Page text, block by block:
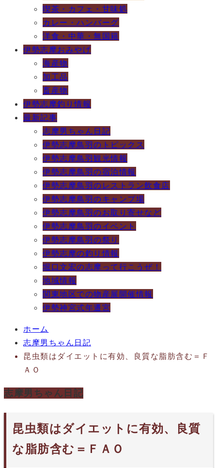
喫茶・カフェ・甘味処
カレー・ハンバーグ
洋食・中華・無国籍
伊勢志摩おみやげ
海産物
加工品
畜産物
伊勢志摩釣り情報
最新記事
志摩男ちゃん日記
伊勢志摩鳥羽のトピックス
伊勢志摩鳥羽観光情報
伊勢志摩鳥羽の宿泊情報
伊勢志摩鳥羽のレストラン飲食店
伊勢志摩鳥羽のキャンプ場
伊勢志摩鳥羽のお取り寄せなど
伊勢志摩鳥羽のイベント
伊勢志摩鳥羽の祭り
伊勢志摩の釣り情報
堀口文宏の志摩って行こうぜ！
地域情報
関東地区での物産展開催情報
伊勢神宮式年遷宮
ホーム
志摩男ちゃん日記
昆虫類はダイエットに有効、良質な脂肪含む＝Ｆ
ＡＯ
志摩男ちゃん日記
昆虫類はダイエットに有効、良質
な脂肪含む＝ＦＡＯ